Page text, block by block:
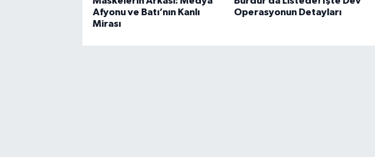
Afyonu ve Batı’nın Kanlı
Mirası
Operasyonun Detayları